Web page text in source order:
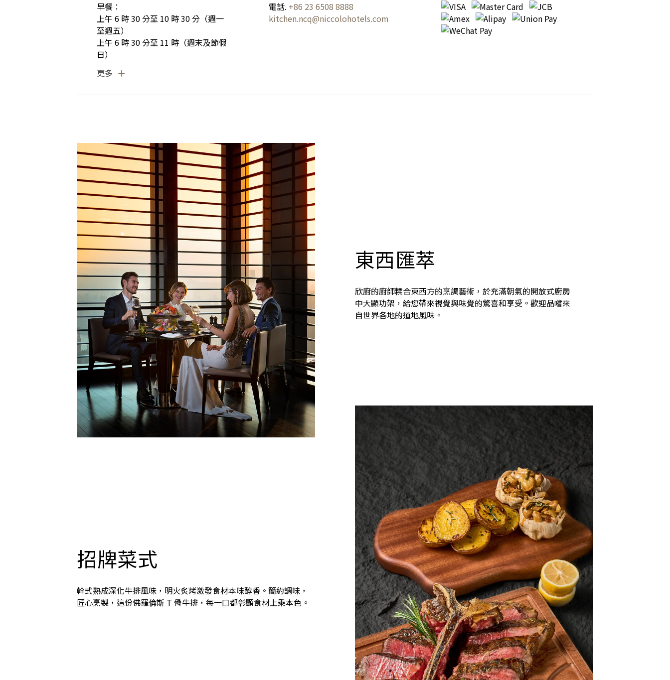
早餐：
上午 6 時 30 分至 10 時 30 分（週一
至週五）
上午 6 時 30 分至 11 時（週末及節假
日）
更多
電話. +86 23 6508 8888
kitchen.ncq@niccolohotels.com
東西匯萃
欣廚的廚師糅合東西方的烹調藝術，於充滿朝氣的開放式廚房
中大顯功架，給您帶來視覺與味覺的驚喜和享受。歡迎品嚐來
自世界各地的道地風味。
招牌菜式
幹式熟成深化牛排風味，明火炙烤激發食材本味醇香。簡約調味，
匠心烹製，這份佛羅倫斯 T 骨牛排，每一口都彰顯食材上乘本色。